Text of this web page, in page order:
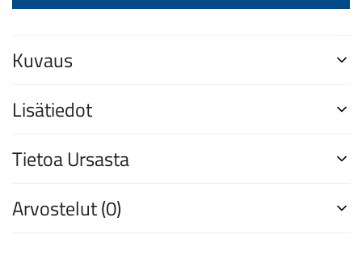
Kuvaus
Lisätiedot
Tietoa Ursasta
Arvostelut (0)